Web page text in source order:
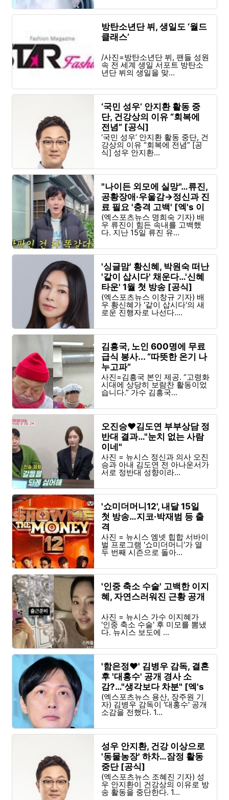
방탄소년단 뷔, 생일도 ‘월드
클래스’
/사진=방탄소년단 뷔, 팬들 성원
속 전 세계 생일 서포트 방탄소
년단 뷔의 생일을 맞...
‘국민 성우’ 안지환 활동 중
단, 건강상의 이유 “회복에
전념” [공식]
‘국민 성우’ 안지환 활동 중단, 건
강상의 이유 “회복에 전념” [공
식] 성우 안지환...
"나이든 외모에 실망"…류진,
공황장애·우울감→정신과 진
료 필요 '충격 고백' [엑's 이
슈]
(엑스포츠뉴스 명희숙 기자) 배
우 류진이 힘든 속내를 고백했
다. 지난 15일 류진 유...
'싱글맘' 황신혜, 박원숙 떠난
'같이 삽시다' 채운다…'신혜
타운' 1월 첫 방송 [공식]
(엑스포츠뉴스 이창규 기자) 배
우 황신혜가 '같이 삽시다'의 새
로운 진행자로 나선다....
김흥국, 노인 600명에 무료
급식 봉사... “따뜻한 온기 나
누고파”
사진=김흥국 본인 제공. “고령화
시대에 상당히 보람찬 활동이었
습니다.” 가수 김흥국...
오진승♥김도연 부부상담 정
반대 결과…"눈치 없는 사람
이네"
사진 = 뉴시스 정신과 의사 오진
승과 아내 김도연 전 아나운서가
서로 정반대 성향이라...
'쇼미더머니12', 내달 15일
첫 방송…지코·박재범 등 출
격
사진 = 뉴시스 엠넷 힙합 서바이
벌 프로그램 '쇼미더머니'가 열
두 번째 시즌으로 돌아...
'인중 축소 수술' 고백한 이지
혜, 자연스러워진 근황 공개
사진 = 뉴시스 가수 이지혜가
'인중 축소 수술' 후 미모를 뽐냈
다. 뉴시스 보도에 ...
'함은정♥' 김병우 감독, 결혼
후 '대홍수' 공개 경사 소
감?…"생각보다 차분" [엑's
현장]
(엑스포츠뉴스 용산, 장주원 기
자) 김병우 감독이 '대홍수' 공개
소감을 전했다. 1...
성우 안지환, 건강 이상으로
'동물농장' 하차…잠정 활동
중단 [공식]
(엑스포츠뉴스 조혜진 기자) 성
우 안지환이 건강상의 이유로 방
송 활동을 중단한다. 1...